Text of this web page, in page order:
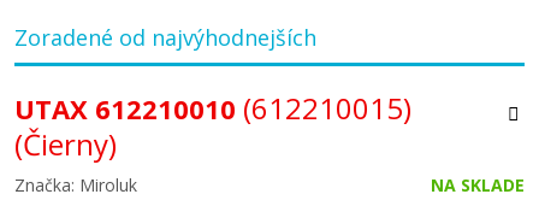
Zoradené od najvýhodnejších
UTAX 612210010 (612210015)
(Čierny)
Značka: Miroluk
NA SKLADE